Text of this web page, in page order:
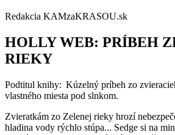
Redakcia KAMzaKRASOU.sk
HOLLY WEB: PRÍBEH
RIEKY
Podtitul knihy: Kúzelný príbeh zo
vlastného miesta pod slnkom.
Zvieratkám zo Zelenej rieky hrozí
hladina vody rýchlo stúpa... Sedge si na